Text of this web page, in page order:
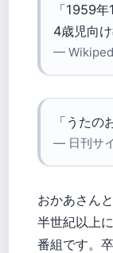
「1959
4歳児向
—
「うたの
— 日刊サ
おかあさん
半世紀以上
番組です。